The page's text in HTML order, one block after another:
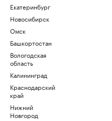
Екатеринбург
Новосибирск
Омск
Башкортостан
Вологодская
область
Калининград
Краснодарский
край
Нижний
Новгород